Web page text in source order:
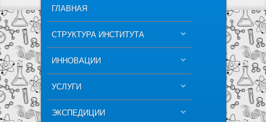
SKIP TO PRIMARY CONTENT
SKIP TO SECONDARY CONTENT
ГЛАВНАЯ
СТРУКТУРА ИНСТИТУТА
ИННОВАЦИИ
УСЛУГИ
ЭКСПЕДИЦИИ